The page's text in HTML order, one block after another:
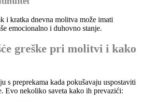
i kratka dnevna molitva može imati
emocionalno i duhovno stanje.
greške pri molitvi i kako
s preprekama kada pokušavaju uspostaviti
Evo nekoliko saveta kako ih prevazići: